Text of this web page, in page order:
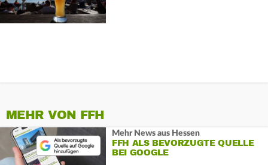
MEHR VON FFH
Mehr News aus Hessen
FFH ALS BEVORZUGTE QUELLE
BEI GOOGLE